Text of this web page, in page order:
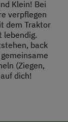
Klein! Bei
verpflegen
dem Traktor
lebendig.
back
(Ziegen,
dich!